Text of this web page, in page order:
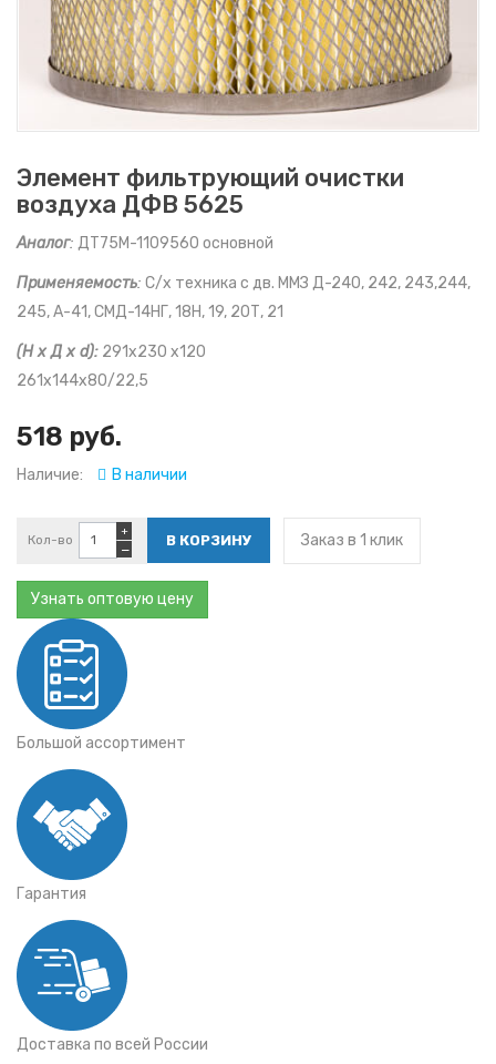
Элемент фильтрующий очистки
воздуха ДФВ 5625
Аналог: ДТ75М-1109560 основной
Применяемость: С/х техника с дв. ММЗ Д-240, 242, 243,244,
245, А-41, СМД-14НГ, 18Н, 19, 20Т, 21
(Н х Д х d): 291х230 х120
261х144х80/22,5
518 руб.
Наличие: В наличии
Кол-во
−
+ Заказ в 1 клик
Узнать оптовую цену
Большой ассортимент
Гарантия
Доставка по всей России